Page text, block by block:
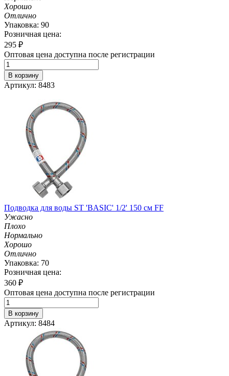
Хорошо
Отлично
Упаковка: 90
Розничная цена:
295 ₽
Оптовая цена доступна после регистрации
В корзину
Артикул: 8483
Подводка для воды ST 'BASIC' 1/2' 150 см FF
Ужасно
Плохо
Нормально
Хорошо
Отлично
Упаковка: 70
Розничная цена:
360 ₽
Оптовая цена доступна после регистрации
В корзину
Артикул: 8484